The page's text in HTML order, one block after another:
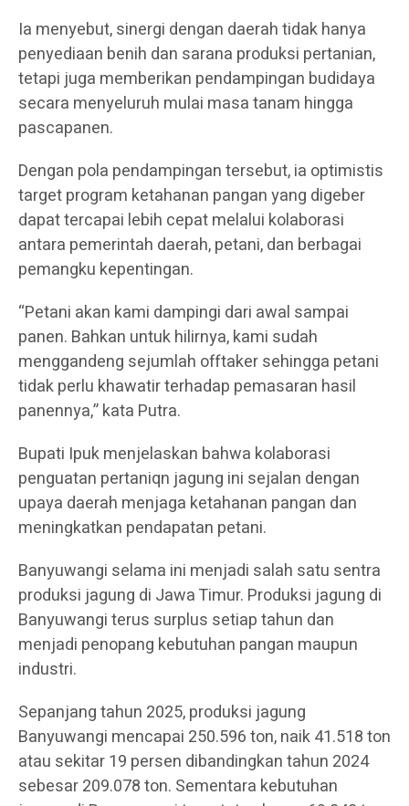
Ia menyebut, sinergi dengan daerah tidak hanya
penyediaan benih dan sarana produksi pertanian,
tetapi juga memberikan pendampingan budidaya
secara menyeluruh mulai masa tanam hingga
pascapanen.
Dengan pola pendampingan tersebut, ia optimistis
target program ketahanan pangan yang digeber
dapat tercapai lebih cepat melalui kolaborasi
antara pemerintah daerah, petani, dan berbagai
pemangku kepentingan.
“Petani akan kami dampingi dari awal sampai
panen. Bahkan untuk hilirnya, kami sudah
menggandeng sejumlah offtaker sehingga petani
tidak perlu khawatir terhadap pemasaran hasil
panennya,” kata Putra.
Bupati Ipuk menjelaskan bahwa kolaborasi
penguatan pertaniqn jagung ini sejalan dengan
upaya daerah menjaga ketahanan pangan dan
meningkatkan pendapatan petani.
Banyuwangi selama ini menjadi salah satu sentra
produksi jagung di Jawa Timur. Produksi jagung di
Banyuwangi terus surplus setiap tahun dan
menjadi penopang kebutuhan pangan maupun
industri.
Sepanjang tahun 2025, produksi jagung
Banyuwangi mencapai 250.596 ton, naik 41.518 ton
atau sekitar 19 persen dibandingkan tahun 2024
sebesar 209.078 ton. Sementara kebutuhan